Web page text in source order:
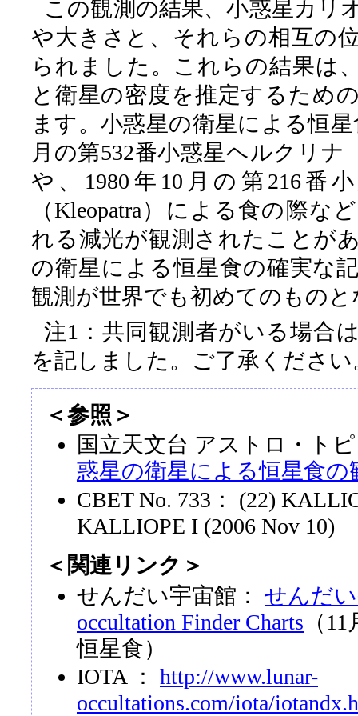
この観測の結果、小惑星カリ
や大きさと、それらの相互の
られました。これらの結果は
と衛星の密度を推定するため
ます。小惑星の衛星による恒
月の第532番小惑星ヘルクリナ
や、1980年10月の第216番
（Kleopatra）による食の際な
れる減光が観測されたことが
の衛星による恒星食の確実な
観測が世界でも初めてのもの
注1：共同観測者がいる場合
を記しました。ご了承ください
＜参照＞
国立天文台 アストロ・ト
惑星の衛星による恒星食の
CBET No. 733： (22)
KALLIOPE I (2006 Nov 10)
＜関連リンク＞
せんだい宇宙館： せんだ
occultation Finder Charts （
恒星食）
IOTA ： http://www.lunar-
occultations.com/iota/